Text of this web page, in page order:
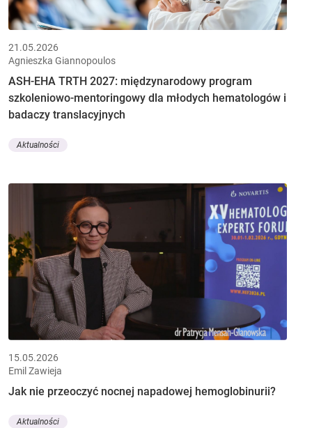
21.05.2026
Agnieszka Giannopoulos
ASH-EHA TRTH 2027: międzynarodowy program
szkoleniowo-mentoringowy dla młodych hematologów i
badaczy translacyjnych
Aktualności
15.05.2026
Emil Zawieja
Jak nie przeoczyć nocnej napadowej hemoglobinurii?
Aktualności